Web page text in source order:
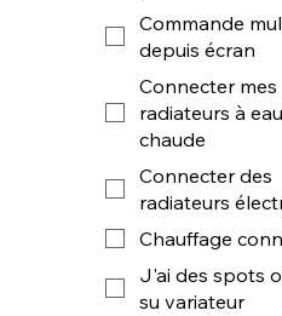
Commande
depuis écran
Connecter mes
radiateurs à eau
chaude
Connecter des
radiateurs
Chauffage
J'ai des spots
su variateur